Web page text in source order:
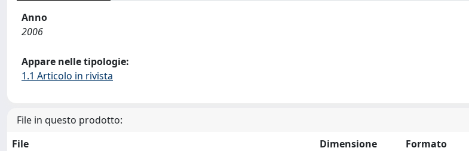
Anno
2006
Appare nelle tipologie:
1.1 Articolo in rivista
File in questo prodotto:
File
Dimensione
Formato